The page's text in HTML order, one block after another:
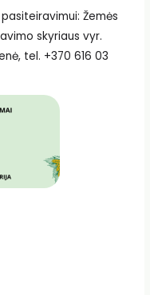
Žemės
skyriaus vyr.
tel. +370 616 03